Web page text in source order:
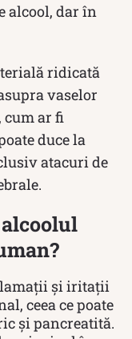
alcool, dar în
ridicată
vaselor
cum ar fi
duce la
atacuri de
alcoolul
și iritații
ceea ce poate
și pancreatită.